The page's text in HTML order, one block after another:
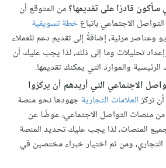
سأكون قادرًا على تقديمها؟من المتوقع أن
الاجتماعي باتباعخطة تسويقية
وعناصر مرئية، إضافةً إلى تقديم دعم للعملاء
تحليلات وما إلى ذلك، لذا يجب عليك أن
والموارد التي يمكنك تقديمها.
الاجتماعي التي أريدهم أن يركزوا
تركزالعلامات التجاريةجهودها نحو منصة
منصات التواصل الاجتماعي، عوضًا عن
المنصات، لذا يجب عليك تحديد المنصة
التجاري، ومن ثم اختيار خبراء مختصين في